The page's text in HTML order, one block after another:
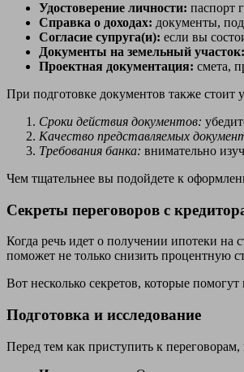
Удостоверение личности: паспорт
Справка о доходах: документы,
Согласие супруга(и): если вы
Документы на земельный участок:
Проектная документация: смета,
При подготовке документов также
Сроки действия документов:
Качество представляемых
Требования банка: внимательно
Чем тщательнее вы подойдете к
Секреты переговоров с
Когда речь идет о получении ипотеки на
поможет не только снизить процентную
Вот несколько секретов, которые
Подготовка и исследование
Перед тем как приступить к